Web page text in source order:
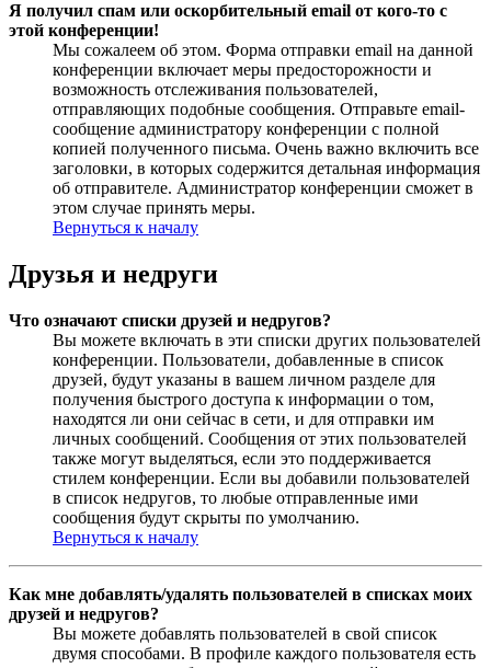
Я получил спам или оскорбительный email от кого-то с
этой конференции!
Мы сожалеем об этом. Форма отправки email на данной
конференции включает меры предосторожности и
возможность отслеживания пользователей,
отправляющих подобные сообщения. Отправьте email-
сообщение администратору конференции с полной
копией полученного письма. Очень важно включить все
заголовки, в которых содержится детальная информация
об отправителе. Администратор конференции сможет в
этом случае принять меры.
Вернуться к началу
Друзья и недруги
Что означают списки друзей и недругов?
Вы можете включать в эти списки других пользователей
конференции. Пользователи, добавленные в список
друзей, будут указаны в вашем личном разделе для
получения быстрого доступа к информации о том,
находятся ли они сейчас в сети, и для отправки им
личных сообщений. Сообщения от этих пользователей
также могут выделяться, если это поддерживается
стилем конференции. Если вы добавили пользователей
в список недругов, то любые отправленные ими
сообщения будут скрыты по умолчанию.
Вернуться к началу
Как мне добавлять/удалять пользователей в списках моих
друзей и недругов?
Вы можете добавлять пользователей в свой список
двумя способами. В профиле каждого пользователя есть